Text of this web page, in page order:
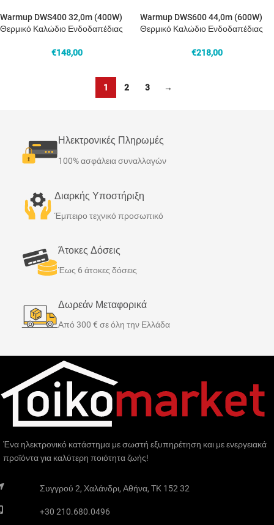
Warmup DWS400 32,0m (400W)
Θερμικό Καλώδιο Ενδοδαπέδιας
€148,00
Warmup DWS600 44,0m (600W)
Θερμικό Καλώδιο Ενδοδαπέδιας
€218,00
1 2 3 →
Ηλεκτρονικές Πληρωμές
100% ασφάλεια συναλλαγών
Διαρκής Υποστήριξη
Έμπειρο τεχνικό προσωπικό
Άτοκες Δόσεις
Έως 6 άτοκες δόσεις
Δωρεάν Μεταφορικά
Από 300 € σε όλη την Ελλάδα
Ένα ηλεκτρονικό κατάστημα με σωστή εξυπηρέτηση και με ενεργειακά
προϊόντα για καλύτερη ποιότητα ζωής!
Συγγρού 2, Χαλάνδρι, Αθήνα, TK 152 32
+30 210.680.0496